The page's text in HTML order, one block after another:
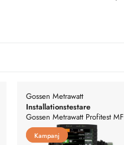
Kampanj
Kampanj
Gossen Metrawatt
Installationstestare
Gossen Metrawatt Profitest MF
TECH